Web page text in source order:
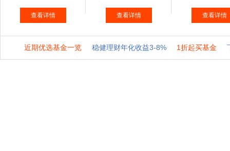
查看详情 查看详情 查看详情
近期优选基金一览 稳健理财年化收益3-8% 1折起买基金